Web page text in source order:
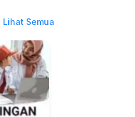
Lihat Semua